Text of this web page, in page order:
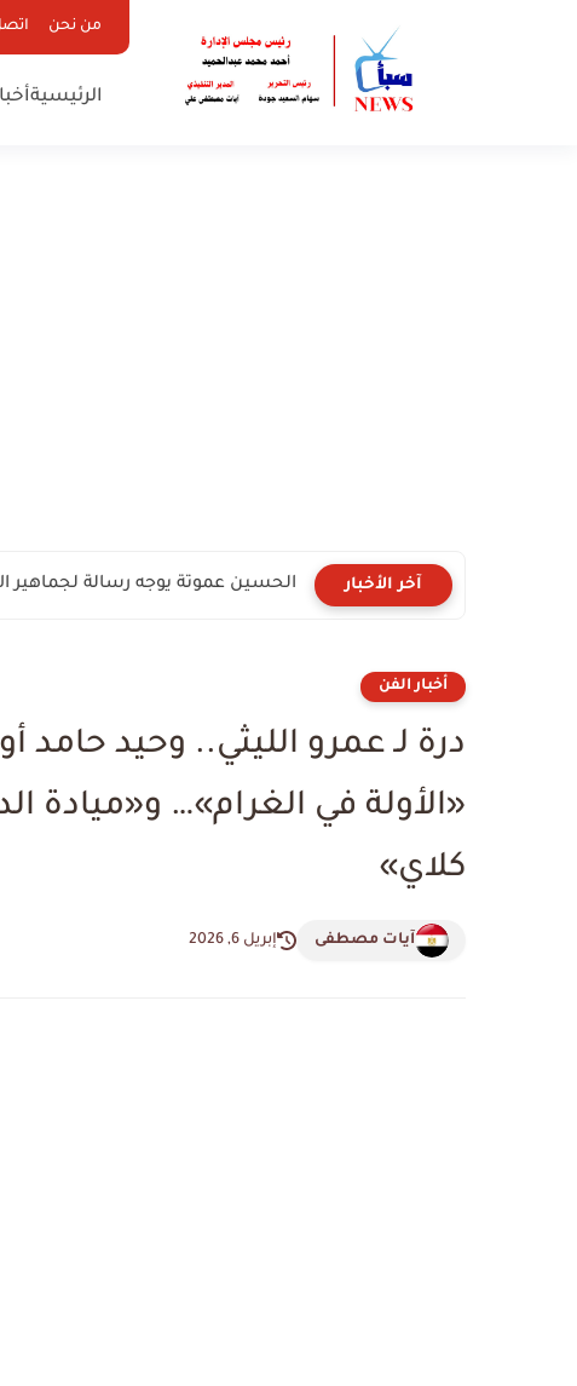
من نحن
الرئيسية
آخر الأخبار الحسين عموتة يوجه رسالة لجماهير
أخبار الفن
درة لـ عمرو الليثي.. وحيد
«الأولة في الغرام»… و«ميادة
كلاي»
آيات مصطفى إبريل 6, 2026